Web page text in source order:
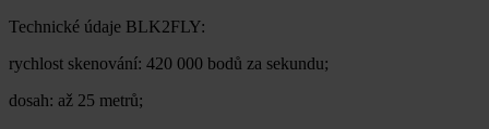
Technické údaje BLK2FLY:
rychlost skenování: 420 000 bodů za sekundu;
dosah: až 25 metrů;